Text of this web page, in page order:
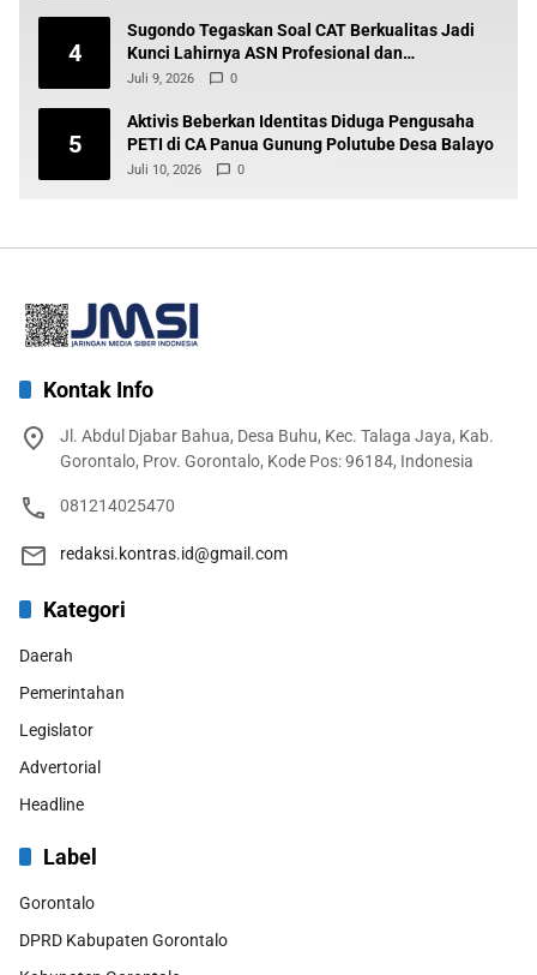
4
Sugondo Tegaskan Soal CAT Berkualitas Jadi
Kunci Lahirnya ASN Profesional dan
Berintegritas
Juli 9, 2026 0
5
Aktivis Beberkan Identitas Diduga Pengusaha
PETI di CA Panua Gunung Polutube Desa Balayo
Juli 10, 2026 0
Kontak Info
Jl. Abdul Djabar Bahua, Desa Buhu, Kec. Talaga Jaya, Kab.
Gorontalo, Prov. Gorontalo, Kode Pos: 96184, Indonesia
081214025470
redaksi.kontras.id@gmail.com
Kategori
Daerah
Pemerintahan
Legislator
Advertorial
Headline
Label
Gorontalo
DPRD Kabupaten Gorontalo